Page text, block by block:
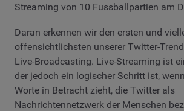
Streaming von 10 Fussballpartien am
Daran erkennen wir den ersten und
offensichtlichsten unserer Twitter-
Live-Broadcasting. Live-Streaming ist
der jedoch ein logischer Schritt ist,
Worte in Betracht zieht, die Twitter als
Nachrichtennetzwerk der Menschen